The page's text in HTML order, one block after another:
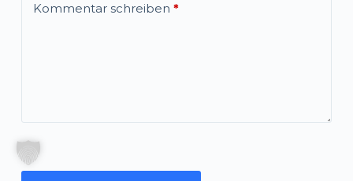
Kommentar schreiben *